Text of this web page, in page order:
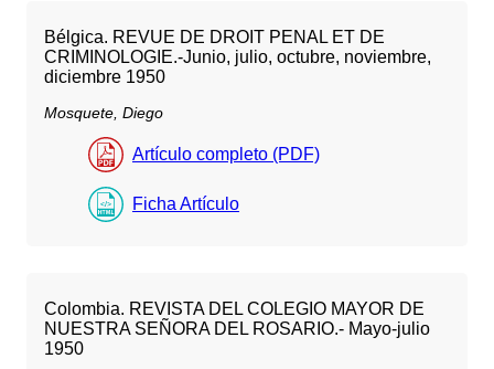
Bélgica. REVUE DE DROIT PENAL ET DE
CRIMINOLOGIE.-Junio, julio, octubre, noviembre,
diciembre 1950
Mosquete, Diego
Artículo completo (PDF)
Ficha Artículo
Colombia. REVISTA DEL COLEGIO MAYOR DE
NUESTRA SEÑORA DEL ROSARIO.- Mayo-julio
1950